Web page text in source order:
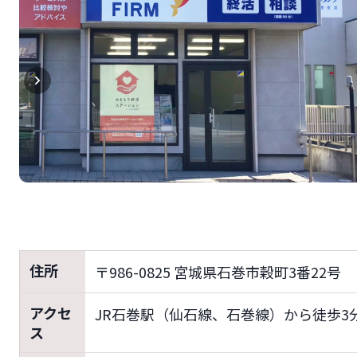
住所
〒986-0825 宮城県石巻市穀町3番22号
アクセ
ス
JR石巻駅（仙石線、石巻線）から徒歩3